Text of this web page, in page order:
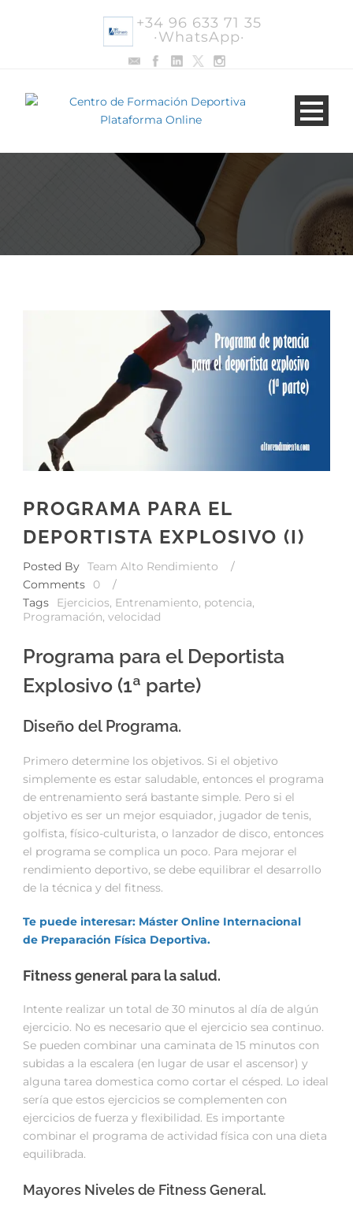
+34 96 633 71 35
·WhatsApp·
PROGRAMA PARA EL
DEPORTISTA EXPLOSIVO (I)
Posted By Team Alto Rendimiento
/
Comments
0
/
Tags
Ejercicios, Entrenamiento, potencia,
Programación, velocidad
Programa para el Deportista
Explosivo (1ª parte)
Diseño del Programa.
Primero determine los objetivos. Si el objetivo
simplemente es estar saludable, entonces el programa
de entrenamiento será bastante simple. Pero si el
objetivo es ser un mejor esquiador, jugador de tenis,
golfista, físico-culturista, o lanzador de disco, entonces
el programa se complica un poco. Para mejorar el
rendimiento deportivo, se debe equilibrar el desarrollo
de la técnica y del fitness.
Te puede interesar: Máster Online Internacional
de Preparación Física Deportiva.
Fitness general para la salud.
Intente realizar un total de 30 minutos al día de algún
ejercicio. No es necesario que el ejercicio sea continuo.
Se pueden combinar una caminata de 15 minutos con
subidas a la escalera (en lugar de usar el ascensor) y
alguna tarea domestica como cortar el césped. Lo ideal
sería que estos ejercicios se complementen con
ejercicios de fuerza y flexibilidad. Es importante
combinar el programa de actividad física con una dieta
equilibrada.
Mayores Niveles de Fitness General.